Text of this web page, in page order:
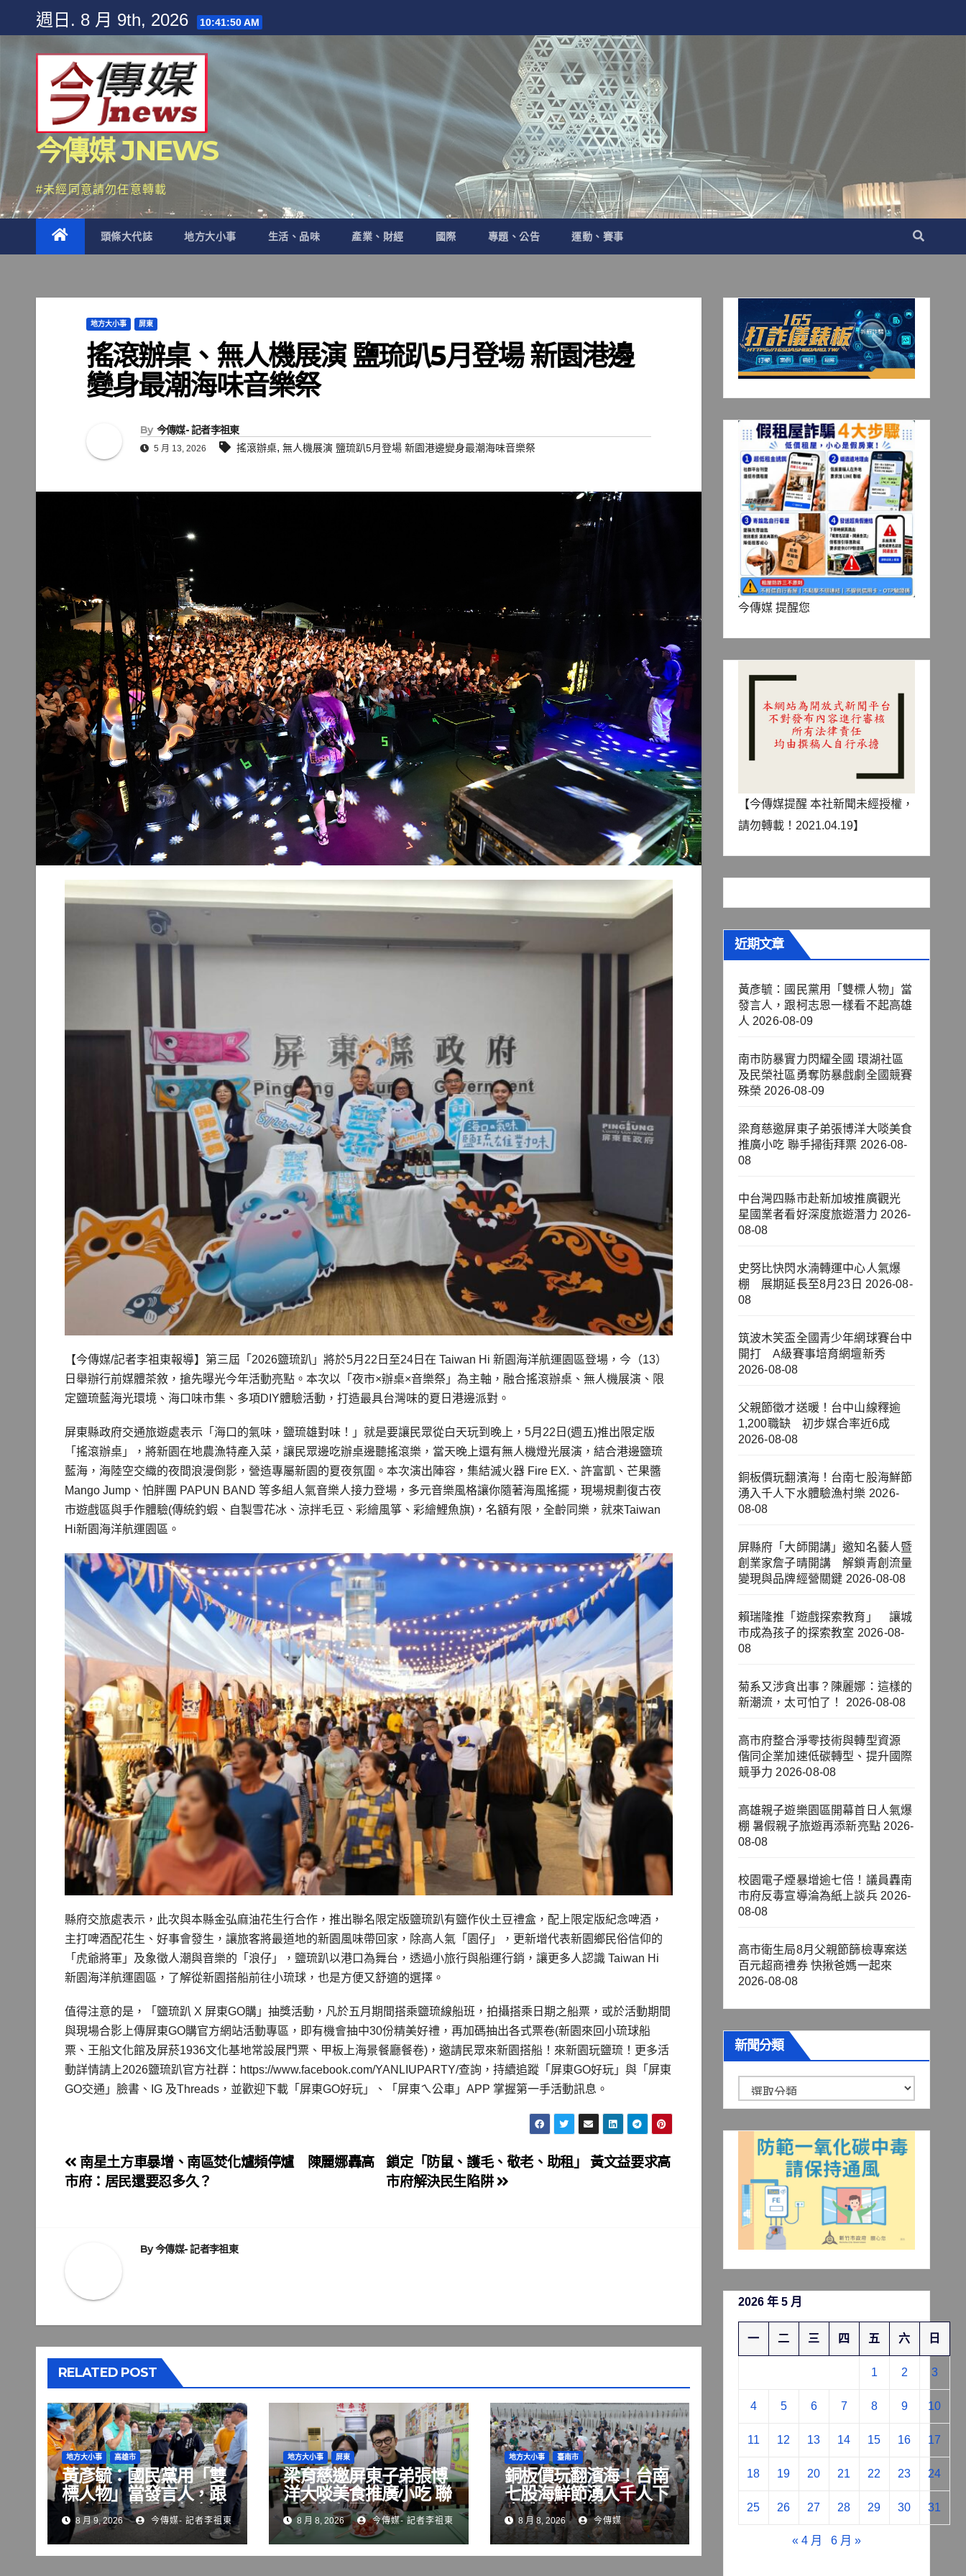
content
週日. 8 月 9th, 2026 10:41:52 AM
今傳媒 JNEWS
#未經同意請勿任意轉載
頭條大代誌 地方大小事 生活、品味 產業、財經 國際 專題、公告 運動、賽事
地方大小事 屏東
搖滾辦桌、無人機展演 鹽琉趴5月登場 新園港邊
變身最潮海味音樂祭
By 今傳媒- 記者李祖東
5 月 13, 2026 搖滾辦桌, 無人機展演 鹽琉趴5月登場 新園港邊變身最潮海味音樂祭
【今傳媒/記者李祖東報導】第三屆「2026鹽琉趴」將於5月22日至24日在 Taiwan Hi 新園海洋航運園區登場，今（13）
日舉辦行前媒體茶敘，搶先曝光今年活動亮點。本次以「夜市×辦桌×音樂祭」為主軸，融合搖滾辦桌、無人機展演、限
定鹽琉藍海光環境、海口味市集、多項DIY體驗活動，打造最具台灣味的夏日港邊派對。
屏東縣政府交通旅遊處表示「海口的氣味，鹽琉雄對味！」就是要讓民眾從白天玩到晚上，5月22日(週五)推出限定版
「搖滾辦桌」，將新園在地農漁特產入菜，讓民眾邊吃辦桌邊聽搖滾樂，當天晚上還有無人機燈光展演，結合港邊鹽琉
藍海，海陸空交織的夜間浪漫倒影，營造專屬新園的夏夜氛圍。本次演出陣容，集結滅火器 Fire EX.、許富凱、芒果醬
Mango Jump、怕胖團 PAPUN BAND 等多組人氣音樂人接力登場，多元音樂風格讓你隨著海風搖擺，現場規劃復古夜
市遊戲區與手作體驗(傳統釣蝦、自製雪花冰、涼拌毛豆、彩繪風箏、彩繪鯉魚旗)，名額有限，全齡同樂，就來Taiwan
Hi新園海洋航運園區。
縣府交旅處表示，此次與本縣金弘麻油花生行合作，推出聯名限定版鹽琉趴有鹽作伙土豆禮盒，配上限定版紀念啤酒，
主打啤酒配花生、好事會發生，讓旅客將最道地的新園風味帶回家，除高人氣「園仔」，更新增代表新園鄉民俗信仰的
「虎爺將軍」及象徵人潮與音樂的「浪仔」，鹽琉趴以港口為舞台，透過小旅行與船運行銷，讓更多人認識 Taiwan Hi
新園海洋航運園區，了解從新園搭船前往小琉球，也是方便又舒適的選擇。
值得注意的是，「鹽琉趴 X 屏東GO購」抽獎活動，凡於五月期間搭乘鹽琉線船班，拍攝搭乘日期之船票，或於活動期間
與現場合影上傳屏東GO購官方網站活動專區，即有機會抽中30份精美好禮，再加碼抽出各式票卷(新園來回小琉球船
票、王船文化館及屏菸1936文化基地常設展門票、甲板上海景餐廳餐卷)，邀請民眾來新園搭船！來新園玩鹽琉！更多活
動詳情請上2026鹽琉趴官方社群：https://www.facebook.com/YANLIUPARTY/查詢，持續追蹤「屏東GO好玩」與「屏東
GO交通」臉書、IG 及Threads，並歡迎下載「屏東GO好玩」、「屏東ㄟ公車」APP 掌握第一手活動訊息。
文
章
鎖定「防鼠、護毛、敬老、助租」 黃文益要求高
市府解決民生陷阱
南星土方車暴增、南區焚化爐頻停爐 陳麗娜轟高
市府：居民還要忍多久？
By今傳媒- 記者李祖東
RELATED POST
地方大小事 高雄市
黃彥毓：國民黨用「雙
標人物」當發言人，跟
柯志恩一樣看不起高雄
人8 月 9, 2026 今傳媒- 記者李祖東
地方大小事 屏東
梁育慈邀屏東子弟張博
洋大啖美食推廣小吃 聯
手掃街拜票
8 月 8, 2026 今傳媒- 記者李祖東
地方大小事 臺南市
銅板價玩翻濱海！台南
七股海鮮節湧入千人下
水體驗漁村樂
8 月 8, 2026 今傳媒
今傳媒 提醒您
【今傳媒提醒 本社新聞未經授權，
請勿轉載！2021.04.19】
近期文章
黃彥毓：國民黨用「雙標人物」當
發言人，跟柯志恩一樣看不起高雄
人 2026-08-09
南市防暴實力閃耀全國 環湖社區
及民榮社區勇奪防暴戲劇全國競賽
殊榮 2026-08-09
梁育慈邀屏東子弟張博洋大啖美食
推廣小吃 聯手掃街拜票 2026-08-
08
中台灣四縣市赴新加坡推廣觀光
星國業者看好深度旅遊潛力 2026-
08-08
史努比快閃水湳轉運中心人氣爆
棚 展期延長至8月23日 2026-08-
08
筑波木笑盃全國青少年網球賽台中
開打 A級賽事培育網壇新秀
2026-08-08
父親節徵才送暖！台中山線釋逾
1,200職缺 初步媒合率近6成
2026-08-08
銅板價玩翻濱海！台南七股海鮮節
湧入千人下水體驗漁村樂 2026-
08-08
屏縣府「大師開講」邀知名藝人暨
創業家詹子晴開講 解鎖青創流量
變現與品牌經營關鍵 2026-08-08
賴瑞隆推「遊戲探索教育」 讓城
市成為孩子的探索教室 2026-08-
08
菊系又涉貪出事？陳麗娜：這樣的
新潮流，太可怕了！
2026-08-08
高市府整合淨零技術與轉型資源
偕同企業加速低碳轉型、提升國際
競爭力 2026-08-08
高雄親子遊樂園區開幕首日人氣爆
棚 暑假親子旅遊再添新亮點 2026-
08-08
校園電子煙暴增逾七倍！議員轟南
市府反毒宣導淪為紙上談兵 2026-
08-08
高市衛生局8月父親節篩檢專案送
百元超商禮券 快揪爸媽一起來
2026-08-08
新聞分類
聞
分
2026 年 5 月
一 二 三 四 五 六 日
1 2 3
4 5 6 7 8 9 10
11 12 13 14 15 16 17
18 19 20 21 22 23 24
25 26 27 28 29 30 31
« 4 月 6 月 »